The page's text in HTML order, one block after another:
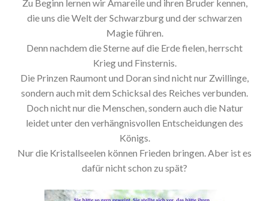
Zu Beginn lernen wir Amareile und ihren Bruder kennen,
die uns die Welt der Schwarzburg und der schwarzen
Magie führen.
Denn nachdem die Sterne auf die Erde fielen, herrscht
Krieg und Finsternis.
Die Prinzen Raumont und Doran sind nicht nur Zwillinge,
sondern auch mit dem Schicksal des Reiches verbunden.
Doch nicht nur die Menschen, sondern auch die Natur
leidet unter den verhängnisvollen Entscheidungen des
Königs.
Nur die Kristallseelen können Frieden bringen. Aber ist es
dafür nicht schon zu spät?